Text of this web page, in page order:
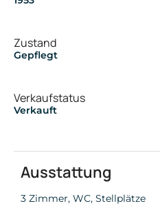
Zustand
Gepflegt
Verkaufstatus
Verkauft
Ausstattung
3 Zimmer, WC, Stellplätze